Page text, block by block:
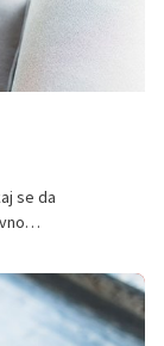
se da